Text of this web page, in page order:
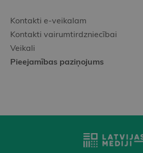
Kontakti e-veikalam
Kontakti vairumtirdzniecībai
Veikali
Pieejamības paziņojums